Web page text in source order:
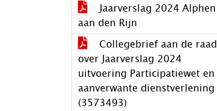
Jaarverslag 2024 Alphen
aan den Rijn
Collegebrief aan de raad
over Jaarverslag 2024
uitvoering Participatiewet en
aanverwante dienstverlening
(3573493)